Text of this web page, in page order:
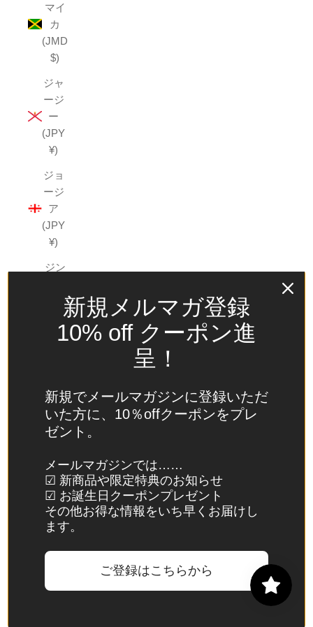
マイ
カ
(JMD
$)
ジャ
ージ
ー
(JPY
¥)
ジョ
ージ
ア
(JPY
¥)
ジン
(USD
(CHF
CHF)
スウ
デン
(SEK
kr)
スバ
島・
新規メルマガ登録
10% off クーポン進
呈！
新規でメールマガジンに登録いただ
いた方に、10％offクーポンをプレ
ゼント。
メールマガジンでは……
☑ 新商品や限定特典のお知らせ
☑ お誕生日クーポンプレゼント
その他お得な情報をいち早くお届けし
ます。
ご登録はこちらから